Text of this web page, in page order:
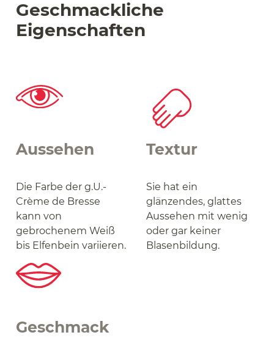
Geschmackliche
Eigenschaften
Aussehen
Die Farbe der g.U.-
Crème de Bresse
kann von
gebrochenem Weiß
bis Elfenbein variieren.
Textur
Sie hat ein
glänzendes, glattes
Aussehen mit wenig
oder gar keiner
Blasenbildung.
Geschmack